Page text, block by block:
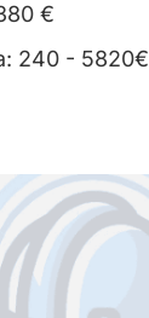
€
240 - 5820€